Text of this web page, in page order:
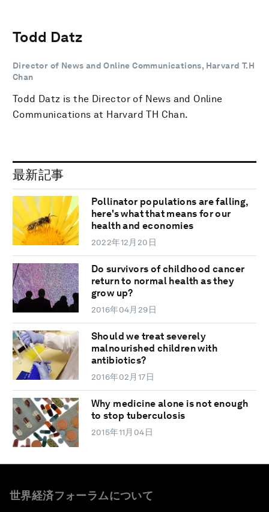
Todd Datz
Director of News and Online Communications, Harvard T.H
Chan
Todd Datz is the Director of News and Online
Communications at Harvard TH Chan.
最新記事
Pollinator populations are falling,
here's what that means for our
health and economies
2022年12月20日
Do survivors of childhood cancer
return to normal health as they
grow up?
2016年04月29日
Should we treat severely
malnourished children with
antibiotics?
2016年02月17日
Why medicine alone is not enough
to stop tuberculosis
2015年11月04日
世界経済フォーラムについて